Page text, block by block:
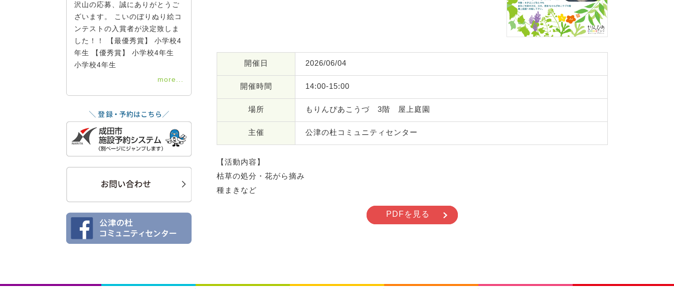
開催日 2026/06/04
開催時間 14:00-15:00
場所 もりんぴあこうづ 3階 屋上庭園
主催 公津の杜コミュニティセンター
【活動内容】
枯草の処分・花がら摘み
種まきなど
PDFを見る
沢山の応募、誠にありがとうご
ざいます。 こいのぼりぬり絵コ
ンテストの入賞者が決定致しま
した！！ 【最優秀賞】 小学校4
年生 【優秀賞】 小学校4年生
小学校4年生
more...